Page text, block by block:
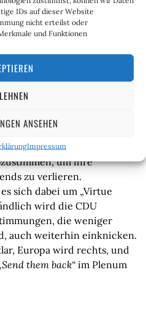
IDs auf dieser Website
nicht erteilst oder
und Funktionen
ANSEHEN
Impressum
die Kritik am theoretisch
Gesetzesänderung nicht
ist
und zu spät.
in Straßburg hat
Während linke Politiker
seit vergangenen Mittwoch
dazu genötigt,
um ihre
zu verlieren.
sich dabei um „Virtue
wird die CDU
die weniger
auch weiterhin einknicken.
Europa wird rechts, und
them back“ im Plenum